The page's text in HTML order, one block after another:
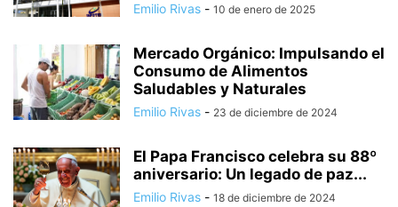
Emilio Rivas - 10 de enero de 2025
Mercado Orgánico: Impulsando el
Consumo de Alimentos
Saludables y Naturales
Emilio Rivas - 23 de diciembre de 2024
El Papa Francisco celebra su 88º
aniversario: Un legado de paz...
Emilio Rivas - 18 de diciembre de 2024